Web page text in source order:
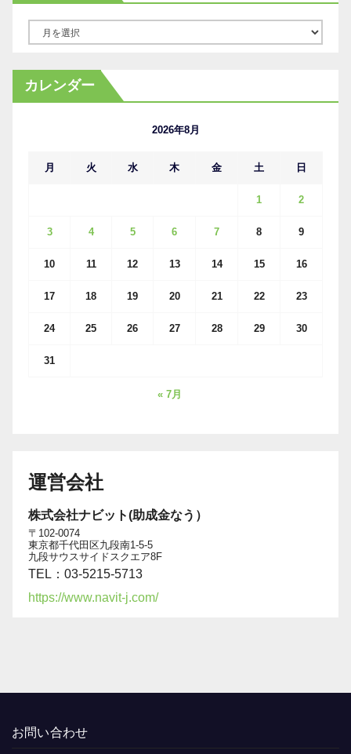
カ
イ
カレンダー
2026年8月
月 火 水 木 金 土 日
1 2
3 4 5 6 7 8 9
10 11 12 13 14 15 16
17 18 19 20 21 22 23
24 25 26 27 28 29 30
31
« 7月
運営会社
株式会社ナビット(助成金なう）
〒102-0074
東京都千代田区九段南1-5-5
九段サウスサイドスクエア8F
TEL：03-5215-5713
https://www.navit-j.com/
お問い合わせ